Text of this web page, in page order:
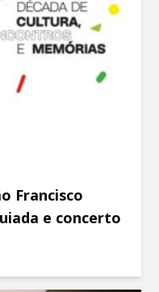
Francisco
e concerto